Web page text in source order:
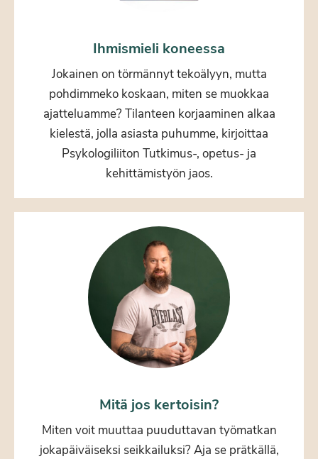
Ihmismieli koneessa
Jokainen on törmännyt tekoälyyn, mutta
pohdimmeko koskaan, miten se muokkaa
ajatteluamme? Tilanteen korjaaminen alkaa
kielestä, jolla asiasta puhumme, kirjoittaa
Psykologiliiton Tutkimus-, opetus- ja
kehittämistyön jaos.
Mitä jos kertoisin?
Miten voit muuttaa puuduttavan työmatkan
jokapäiväiseksi seikkailuksi? Aja se prätkällä,